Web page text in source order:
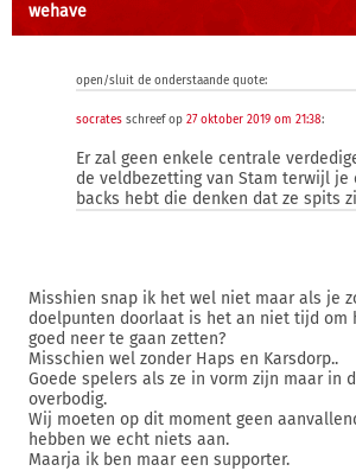
wehave
open/sluit de onderstaande quote:
socrates schreef op 27 oktober 2019 om 21:38:
Er zal geen enkele centrale
de veldbezetting van Stam terwijl je
backs hebt die denken dat ze spits
Misshien snap ik het wel niet maar als je
doelpunten doorlaat is het an niet tijd om
goed neer te gaan zetten?
Misschien wel zonder Haps en Karsdorp..
Goede spelers als ze in vorm zijn maar in
overbodig.
Wij moeten op dit moment geen
hebben we echt niets aan.
Maarja ik ben maar een supporter.